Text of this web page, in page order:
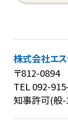
株式会社エス
〒812-0894
TEL092-
知事許可(般